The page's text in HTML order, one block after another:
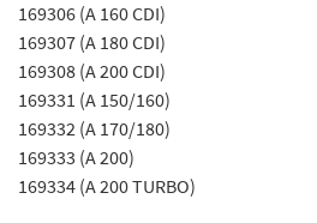
169306 (A 160 CDI)
169307 (A 180 CDI)
169308 (A 200 CDI)
169331 (A 150/160)
169332 (A 170/180)
169333 (A 200)
169334 (A 200 TURBO)